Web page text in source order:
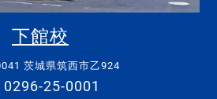
下館校
茨城県筑西市乙924
0296-25-0001